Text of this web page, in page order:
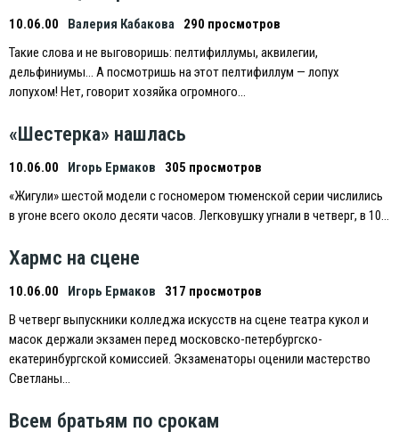
10.06.00 Валерия Кабакова
290 просмотров
Такие слова и не выговоришь: пелтифиллумы, аквилегии,
дельфиниумы… А посмотришь на этот пелтифиллум — лопух
лопухом! Нет, говорит хозяйка огромного…
«Шестерка» нашлась
10.06.00 Игорь Ермаков
305 просмотров
«Жигули» шестой модели с госномером тюменской серии числились
в угоне всего около десяти часов. Легковушку угнали в четверг, в 10…
Хармс на сцене
10.06.00 Игорь Ермаков
317 просмотров
В четверг выпускники колледжа искусств на сцене театра кукол и
масок держали экзамен перед московско-петербургско-
екатеринбургcкой комиссией. Экзаменаторы оценили мастерство
Светланы…
Всем братьям по срокам